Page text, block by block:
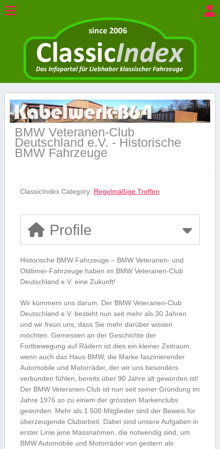
BMW Veteranen-Club
Deutschland e.V. - Historische
BMW Fahrzeuge
ClassicIndex Category: Regelmäßige Treffen
Profile
Historische BMW Fahrzeuge – BMW Veteranen- und
Oldtimer-Fahrzeuge haben im BMW Veteranen-Club
Deutschland e.V. eine Zukunft!
Wir kümmern uns darum. Der BMW Veteranen-Club
Deutschland e.V. besteht nun seit mehr als 30 Jahren
und wir freün uns, dass Sie mehr darüber wissen
möchten. Gemessen an der Geschichte der
Fortbewegung auf Rädern ist dies ein kleiner Zeitraum,
wenn auch das Haus BMW, die Marke faszinierender
Automobile und Motorräder, der wir uns besonders
verbunden fühlen, bereits über 90 Jahre alt geworden ist!
Der BMW Veteranen-Club ist nun seit seiner Gründung im
Jahre 1976 so zu einem der grössten Markenclubs
geworden. Mehr als 1 500 Mitglieder sind der Beweis für
überzeugende Clubarbeit. Dabei sind unsere Aufgaben in
erster Linie jene Massnahmen, die notwendig sind, um
BMW Automobile und Motorräder von gestern als